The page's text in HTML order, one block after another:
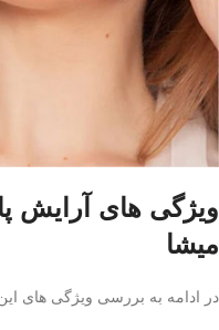
ویژگی های آرایش
میشا
در ادامه به بررسی ویژگی های